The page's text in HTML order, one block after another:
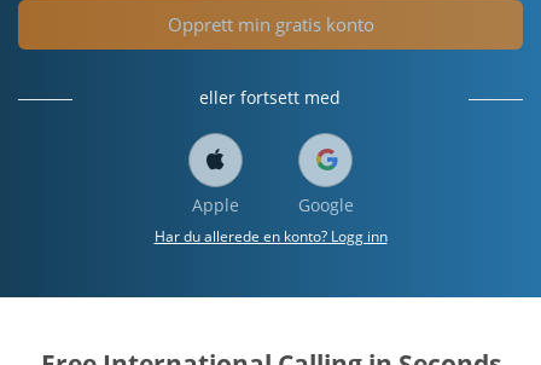
Opprett min gratis konto
eller fortsett med
Apple Google
Har du allerede en konto? Logg inn